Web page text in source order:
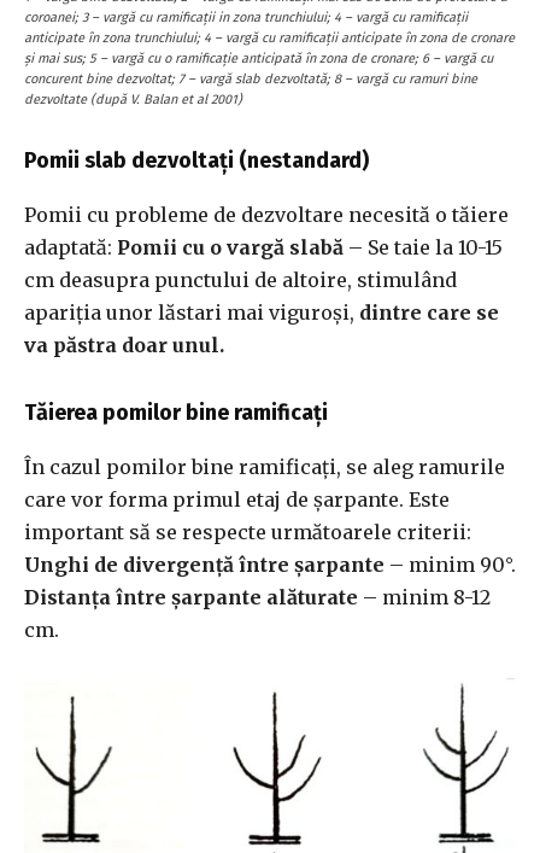
coroanei; 3 – vargă cu ramificaţii in zona trunchiului; 4 – vargă cu ramificaţii
anticipate în zona trunchiului; 4 – vargă cu ramificaţii anticipate în zona de cronare
și mai sus; 5 – vargă cu o ramificaţie anticipată în zona de cronare; 6 – vargă cu
concurent bine dezvoltat; 7 – vargă slab dezvoltată; 8 – vargă cu ramuri bine
dezvoltate (după V. Balan et al 2001)
Pomii slab dezvoltați (nestandard)
Pomii cu probleme de dezvoltare necesită o tăiere
adaptată: Pomii cu o vargă slabă – Se taie la 10-15
cm deasupra punctului de altoire, stimulând
apariția unor lăstari mai viguroși, dintre care se
va păstra doar unul.
Tăierea pomilor bine ramificați
În cazul pomilor bine ramificați, se aleg ramurile
care vor forma primul etaj de șarpante. Este
important să se respecte următoarele criterii:
Unghi de divergență între șarpante – minim 90°.
Distanța între șarpante alăturate – minim 8-12
cm.